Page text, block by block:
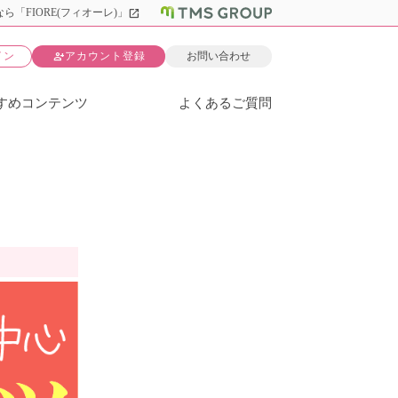
「FIORE(フィオーレ)」 open_in_new
ン person_addアカウント登録 お問い合わせ
めコンテンツ よくあるご質問